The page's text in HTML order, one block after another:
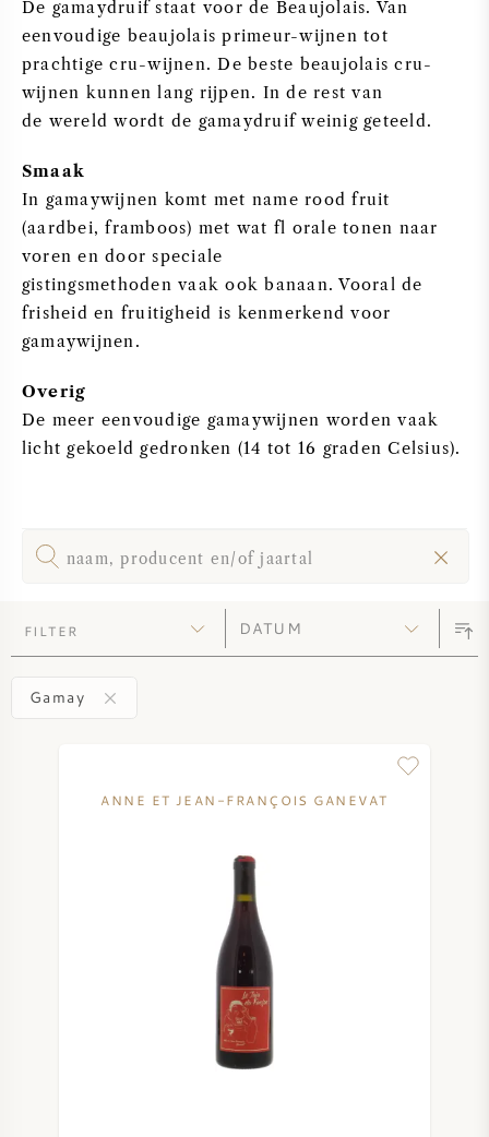
ZOETE WIJN
PORT
CABERNET SAUVIGNON
PINOT NOIR
CHARDONNAY
OOSTENRIJKSE WIJN
De gamaydruif staat voor de Beaujolais. Van
eenvoudige beaujolais primeur-wijnen tot
prachtige cru-wijnen. De beste beaujolais cru-
wijnen kunnen lang rijpen. In de rest van
de wereld wordt de gamaydruif weinig geteeld.
Smaak
In gamaywijnen komt met name rood fruit
(aardbei, framboos) met wat fl orale tonen naar
voren en door speciale
gistingsmethoden vaak ook banaan. Vooral de
frisheid en fruitigheid is kenmerkend voor
gamaywijnen.
Overig
De meer eenvoudige gamaywijnen worden vaak
licht gekoeld gedronken (14 tot 16 graden Celsius).
FILTER
Gamay
ANNE ET JEAN-FRANÇOIS GANEVAT